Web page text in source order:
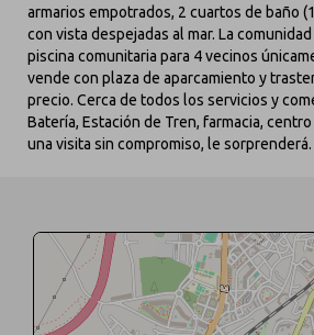
armarios empotrados, 2 cuartos de baño
con vista despejadas al mar. La
piscina comunitaria para 4 vecinos
vende con plaza de aparcamiento y
precio. Cerca de todos los servicios y
Batería, Estación de Tren, farmacia,
una visita sin compromiso, le sorprenderá.